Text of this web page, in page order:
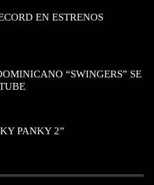
EN ESTRENOS
“SWINGERS” SE
PANKY 2”